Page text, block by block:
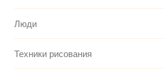
Люди
Техники рисования